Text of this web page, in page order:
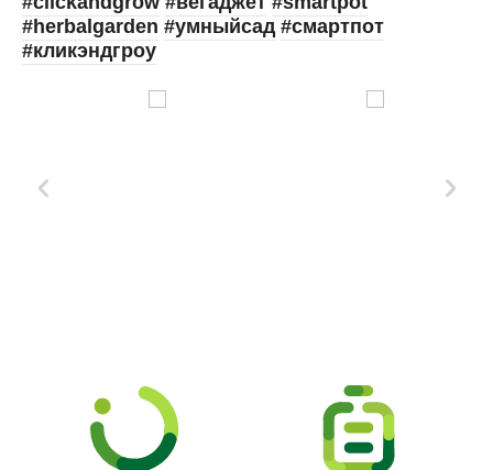
#herbalgarden #умныйсад #смартпот
#кликэндгроу